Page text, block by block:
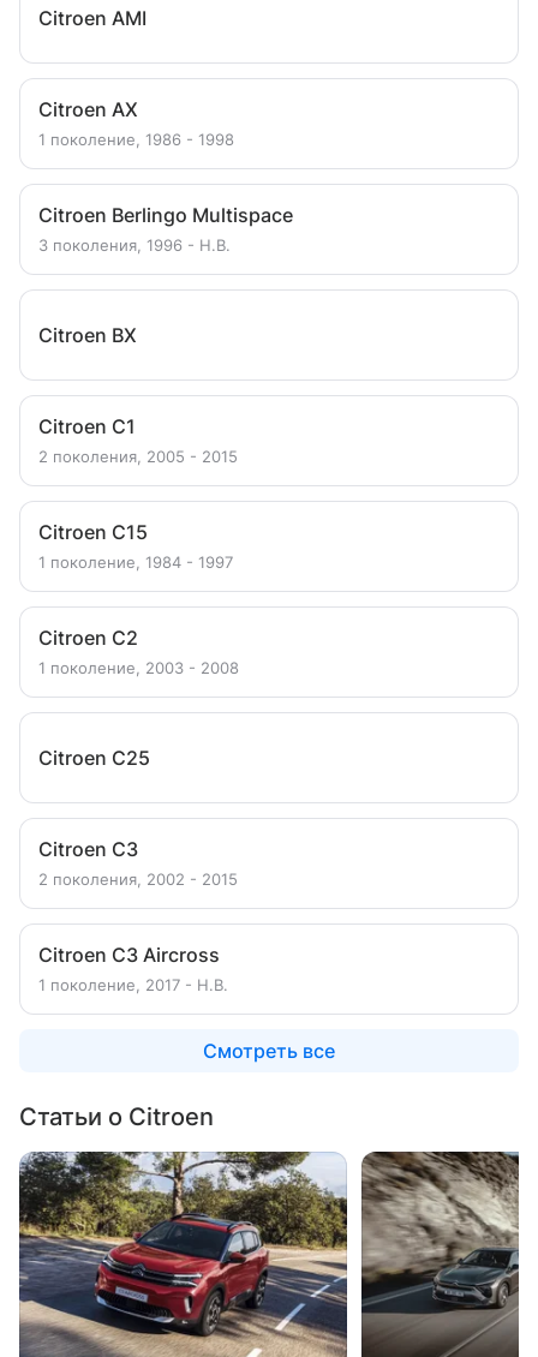
Citroen AMI
Citroen AX
1 поколение, 1986 - 1998
Citroen Berlingo Multispace
3 поколения, 1996 - Н.В.
Citroen BX
Citroen C1
2 поколения, 2005 - 2015
Citroen C15
1 поколение, 1984 - 1997
Citroen C2
1 поколение, 2003 - 2008
Citroen C25
Citroen C3
2 поколения, 2002 - 2015
Citroen C3 Aircross
1 поколение, 2017 - Н.В.
Смотреть все
Статьи о Citroen